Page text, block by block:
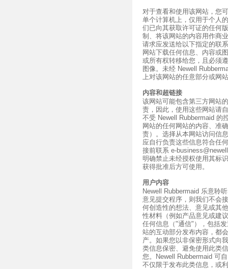
对于查看和使用该网站，您
单个计算机上，仅用于个人
们已向其获取许可证的任何
制、将该网站的内容用作商
请求应发送给以下指定的联
网站下载任何信息、内容或
或所有权转移给您，且必须
图像。未经 Newell
上对该网站的任意部分或网
内容和超链接
该网站可能包含第三方网站
责，因此，使用这些网站请
不受 Newell Rubbermaid 的
网站的任何网站的内容、准
责）。选择从本网站访问信
应自行负责这些信息符合任
接前联系 e-
明确禁止未经授权使用其标
获得批准后方可使用。
用户内容
Newell Rubbermaid 乐意聆
意见提交程序，则我们不会
何创造性的想法、意见或其
性材料（例如产品意见或建
任何信息（"通信"），包括
站的互动部分发布内容，都
产。如果您以非保密形式向
类信息保密、避免使用此类
您。Newell Rubbermaid 可
不仅限于发布此类信息，或